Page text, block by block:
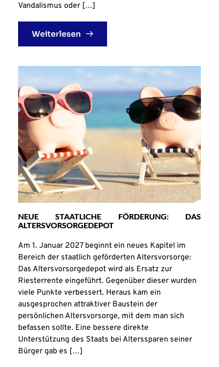
Vandalismus oder […]
Weiterlesen
NEUE STAATLICHE FÖRDERUNG: DAS
ALTERSVORSORGEDEPOT
Am 1. Januar 2027 beginnt ein neues Kapitel im
Bereich der staatlich geförderten Altersvorsorge:
Das Altersvorsorgedepot wird als Ersatz zur
Riesterrente eingeführt. Gegenüber dieser wurden
viele Punkte verbessert. Heraus kam ein
ausgesprochen attraktiver Baustein der
persönlichen Altersvorsorge, mit dem man sich
befassen sollte. Eine bessere direkte
Unterstützung des Staats bei Alterssparen seiner
Bürger gab es […]